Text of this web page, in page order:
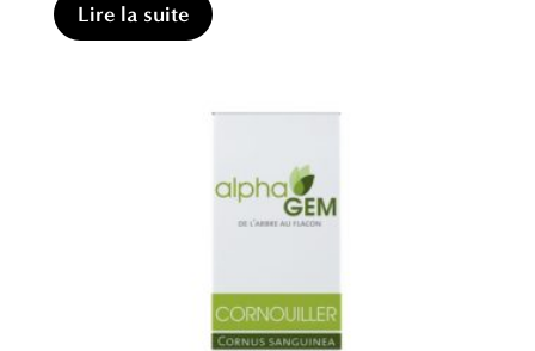
Lire la suite